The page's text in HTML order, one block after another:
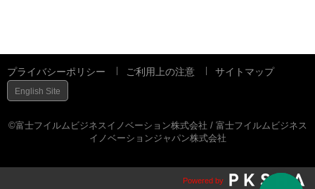
プライバシーポリシー ご利用上の注意 サイトマップ
English Site
©富士フイルムビジネスイノベーション株式会社 / 富士フイルムビジネス
イノベーションジャパン株式会社
Powered by